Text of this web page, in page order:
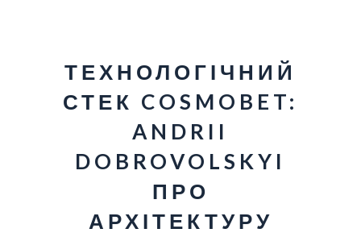
ТЕХНОЛОГІЧНИЙ
СТЕК COSMOBET:
ANDRII
DOBROVOLSKYI
ПРО
АРХІТЕКТУРУ